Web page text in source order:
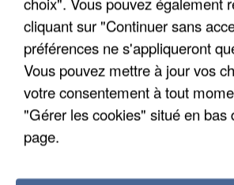
cliquant sur "Continuer sans
préférences ne s'appliqueront
Vous pouvez mettre à jour vos
votre consentement à tout
"Gérer les cookies" situé en bas
page.